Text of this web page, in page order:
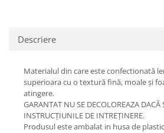
Descriere
Materialul din care este confectionată
superioara cu o textură fină, moale și
atingere.
GARANTAT NU SE DECOLOREAZA DACĂ
INSTRUCȚIUNILE DE INTREȚINERE.
Produsul este ambalat in husa de